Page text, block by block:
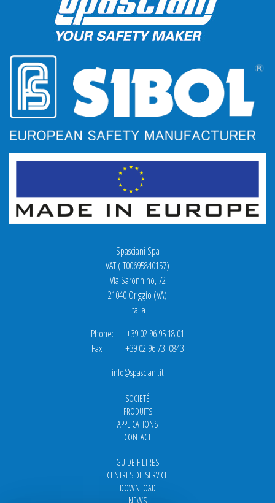
Spasciani Spa
VAT (IT00695840157)
Via Saronnino, 72
21040 Origgio (VA)
Italia
Phone: +39 02 96 95 18.01
Fax: +39 02 96 73 0843
info@spasciani.it
SOCIETÉ
PRODUITS
APPLICATIONS
CONTACT
GUIDE FILTRES
CENTRES DE SERVICE
DOWNLOAD